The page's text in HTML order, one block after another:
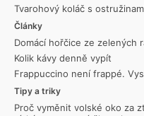
Tvarohový koláč s
Články
Domácí hořčice ze zelených
Kolik kávy denně vypít
Frappuccino není frappé.
Tipy a triky
Proč vyměnit volské oko za